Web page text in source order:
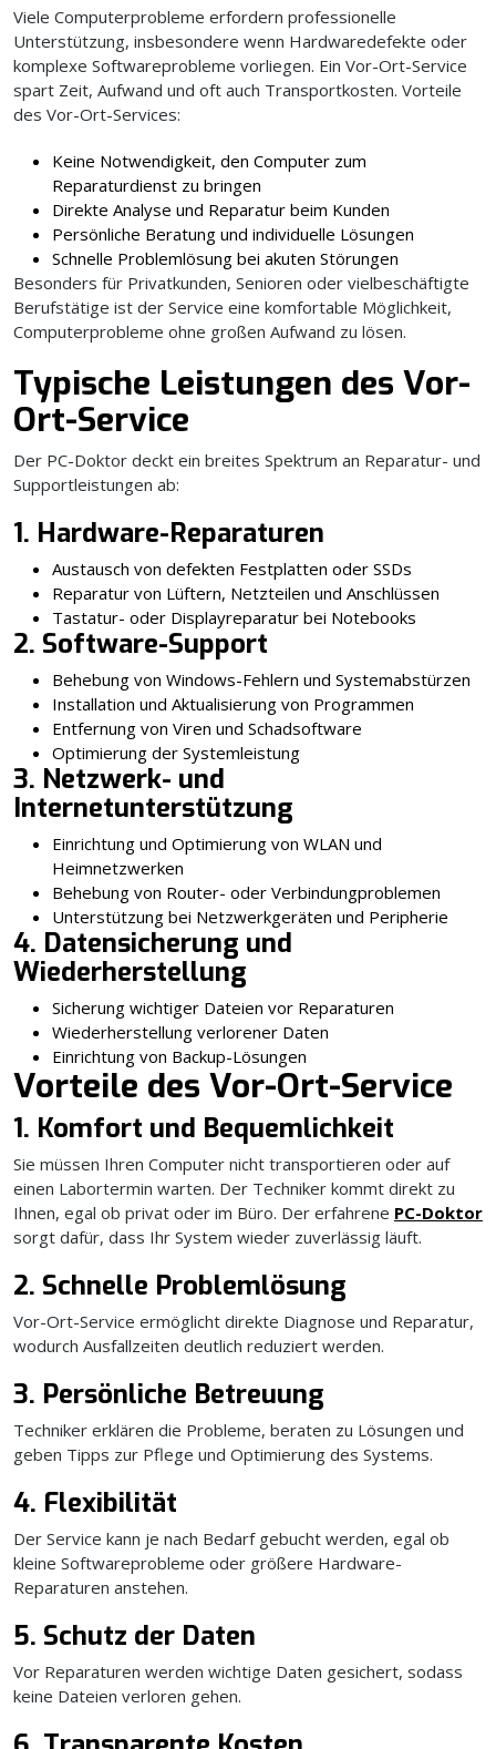
Viele Computerprobleme erfordern professionelle
Unterstützung, insbesondere wenn Hardwaredefekte oder
komplexe Softwareprobleme vorliegen. Ein Vor-Ort-Service
spart Zeit, Aufwand und oft auch Transportkosten. Vorteile
des Vor-Ort-Services:
Keine Notwendigkeit, den Computer zum
Reparaturdienst zu bringen
Direkte Analyse und Reparatur beim Kunden
Persönliche Beratung und individuelle Lösungen
Schnelle Problemlösung bei akuten Störungen
Besonders für Privatkunden, Senioren oder vielbeschäftigte
Berufstätige ist der Service eine komfortable Möglichkeit,
Computerprobleme ohne großen Aufwand zu lösen.
Typische Leistungen des Vor-
Ort-Service
Der PC-Doktor deckt ein breites Spektrum an Reparatur- und
Supportleistungen ab:
1. Hardware-Reparaturen
Austausch von defekten Festplatten oder SSDs
Reparatur von Lüftern, Netzteilen und Anschlüssen
Tastatur- oder Displayreparatur bei Notebooks
2. Software-Support
Behebung von Windows-Fehlern und Systemabstürzen
Installation und Aktualisierung von Programmen
Entfernung von Viren und Schadsoftware
Optimierung der Systemleistung
3. Netzwerk- und
Internetunterstützung
Einrichtung und Optimierung von WLAN und
Heimnetzwerken
Behebung von Router- oder Verbindungproblemen
Unterstützung bei Netzwerkgeräten und Peripherie
4. Datensicherung und
Wiederherstellung
Sicherung wichtiger Dateien vor Reparaturen
Wiederherstellung verlorener Daten
Einrichtung von Backup-Lösungen
Vorteile des Vor-Ort-Service
1. Komfort und Bequemlichkeit
Sie müssen Ihren Computer nicht transportieren oder auf
einen Labortermin warten. Der Techniker kommt direkt zu
Ihnen, egal ob privat oder im Büro. Der erfahrene PC-Doktor
sorgt dafür, dass Ihr System wieder zuverlässig läuft.
2. Schnelle Problemlösung
Vor-Ort-Service ermöglicht direkte Diagnose und Reparatur,
wodurch Ausfallzeiten deutlich reduziert werden.
3. Persönliche Betreuung
Techniker erklären die Probleme, beraten zu Lösungen und
geben Tipps zur Pflege und Optimierung des Systems.
4. Flexibilität
Der Service kann je nach Bedarf gebucht werden, egal ob
kleine Softwareprobleme oder größere Hardware-
Reparaturen anstehen.
5. Schutz der Daten
Vor Reparaturen werden wichtige Daten gesichert, sodass
keine Dateien verloren gehen.